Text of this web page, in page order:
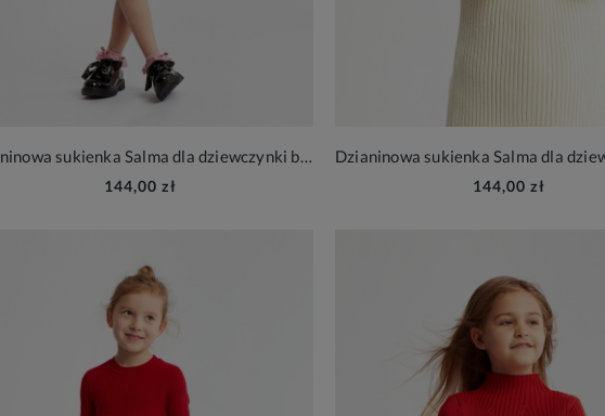
Dzianinowa sukienka Salma dla dziewczynki black
144,00 zł 144,00 zł